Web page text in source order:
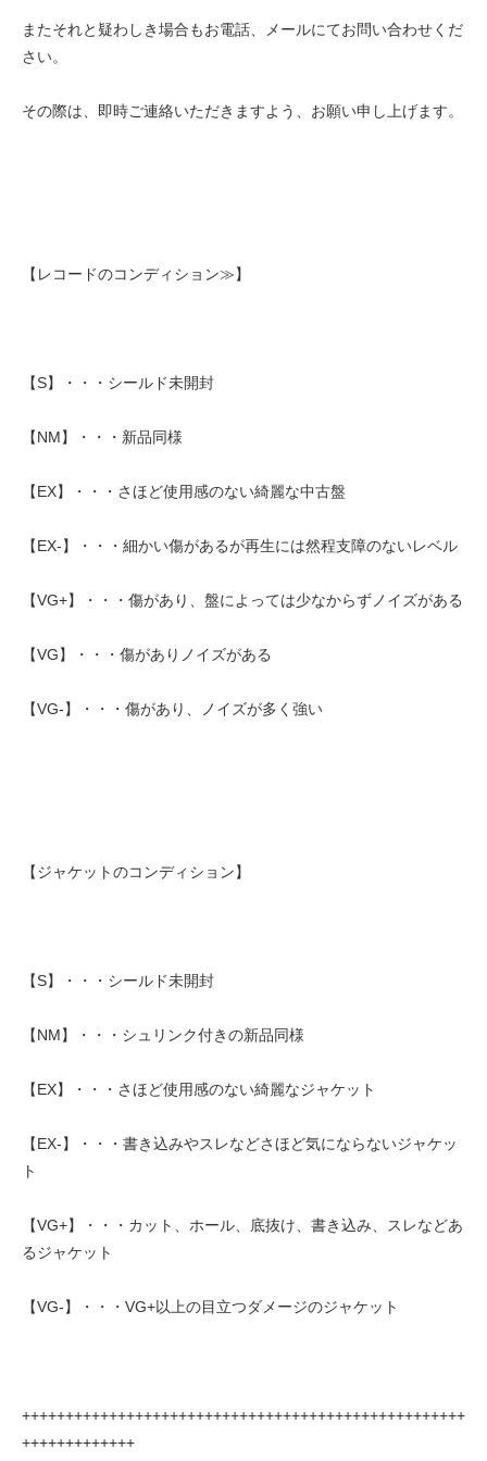
またそれと疑わしき場合もお電話、メールにてお問い合わせくだ
さい。
その際は、即時ご連絡いただきますよう、お願い申し上げます。
【レコードのコンディション≫】
【S】・・・シールド未開封
【NM】・・・新品同様
【EX】・・・さほど使用感のない綺麗な中古盤
【EX-】・・・細かい傷があるが再生には然程支障のないレベル
【VG+】・・・傷があり、盤によっては少なからずノイズがある
【VG】・・・傷がありノイズがある
【VG-】・・・傷があり、ノイズが多く強い
【ジャケットのコンディション】
【S】・・・シールド未開封
【NM】・・・シュリンク付きの新品同様
【EX】・・・さほど使用感のない綺麗なジャケット
【EX-】・・・書き込みやスレなどさほど気にならないジャケッ
ト
【VG+】・・・カット、ホール、底抜け、書き込み、スレなどあ
るジャケット
【VG-】・・・VG+以上の目立つダメージのジャケット
+++++++++++++++++++++++++++++++++++++++++++++++++++
+++++++++++++